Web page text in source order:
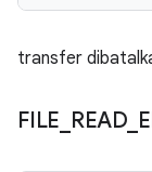
transfer
FILE READ_